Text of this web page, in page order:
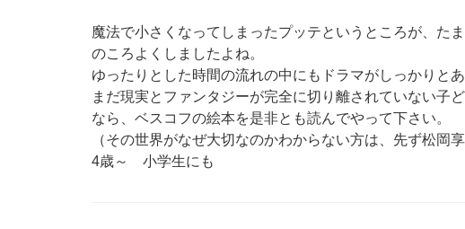
魔法で小さくなってしまったプッテというところが、た
のころよくしましたよね。
ゆったりとした時間の流れの中にもドラマがしっかりと
まだ現実とファンタジーが完全に切り離されていない子
なら、ベスコフの絵本を是非とも読んでやって下さい。
（その世界がなぜ大切なのかわからない方は、先ず松岡
4歳～ 小学生にも